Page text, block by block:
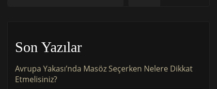
Son Yazılar
Avrupa Yakası’nda Masöz Seçerken Nelere Dikkat
Etmelisiniz?